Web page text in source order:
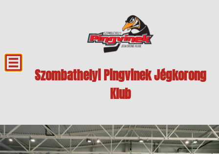
Szombathelyi Pingvinek Jégkorong
Klub